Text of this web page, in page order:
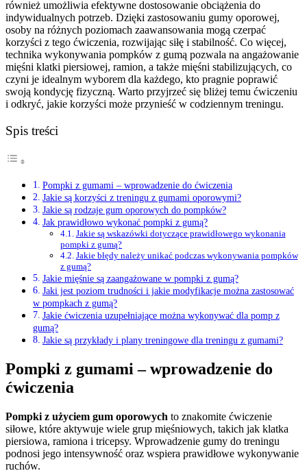
również umożliwia efektywne dostosowanie obciążenia do
indywidualnych potrzeb. Dzięki zastosowaniu gumy oporowej,
osoby na różnych poziomach zaawansowania mogą czerpać
korzyści z tego ćwiczenia, rozwijając siłę i stabilność. Co więcej,
technika wykonywania pompków z gumą pozwala na angażowanie
mięśni klatki piersiowej, ramion, a także mięśni stabilizujących, co
czyni je idealnym wyborem dla każdego, kto pragnie poprawić
swoją kondycję fizyczną. Warto przyjrzeć się bliżej temu ćwiczeniu
i odkryć, jakie korzyści może przynieść w codziennym treningu.
Spis treści
Pompki z gumami – wprowadzenie do ćwiczenia
Jakie są korzyści z treningu z gumami oporowymi?
Jakie są rodzaje gum oporowych do pompków?
Jak prawidłowo wykonać pompki z gumą?
Jakie są wskazówki dotyczące prawidłowego wykonania
pompki z gumą?
Jakie błędy należy unikać podczas wykonywania pompków
z gumą?
Jakie mięśnie są zaangażowane w pompki z gumą?
Jaki jest poziom trudności i jakie modyfikacje można zastosować
w pompkach z gumą?
Jakie ćwiczenia uzupełniające można wykonywać dla pomp z
gumą?
Jakie są przykłady i plany treningowe dla treningu z gumami?
Pompki z gumami – wprowadzenie do
ćwiczenia
Pompki z użyciem gum oporowych to znakomite ćwiczenie
siłowe, które aktywuje wiele grup mięśniowych, takich jak klatka
piersiowa, ramiona i tricepsy. Wprowadzenie gumy do treningu
podnosi jego intensywność oraz wspiera prawidłowe wykonywanie
ruchów.